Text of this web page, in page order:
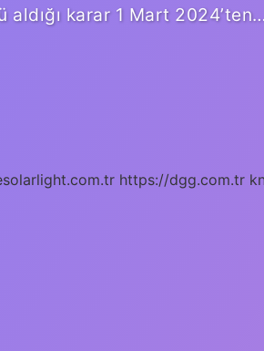
karar 1 Mart 2024’ten…
https://dgg.com.tr